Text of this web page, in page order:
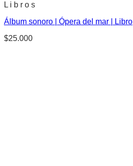
L i b r o s
Álbum sonoro | Ópera del mar | Libro
$25.000